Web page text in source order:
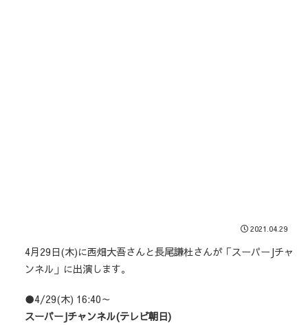
2021.04.29
4月29日(木)に西畑大吾さんと長尾謙杜さんが「スーパーJチャ
ンネル」に出演します。
●4/29(木) 16:40～
スーパーJチャンネル(テレビ朝日)